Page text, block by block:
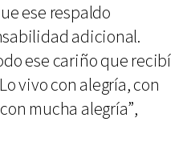
ese respaldo
adicional.
ese cariño que recibí
vivo con alegría, con
mucha alegría”,